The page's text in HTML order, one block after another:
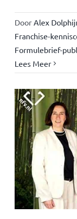
Door Alex
Franchise-
Formulebrief-
Lees Meer